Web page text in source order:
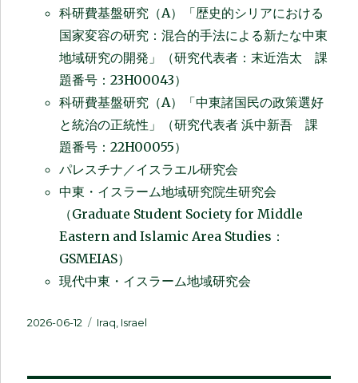
科研費基盤研究（A）「歴史的シリアにおける
国家変容の研究：混合的手法による新たな中東
地域研究の開発」（研究代表者：末近浩太 課
題番号：23H00043）
科研費基盤研究（A）「中東諸国民の政策選好
と統治の正統性」（研究代表者 浜中新吾 課
題番号：22H00055）
パレスチナ／イスラエル研究会
中東・イスラーム地域研究院生研究会
（Graduate Student Society for Middle
Eastern and Islamic Area Studies：
GSMEIAS）
現代中東・イスラーム地域研究会
投
2026-06-12
カ
Iraq Israel